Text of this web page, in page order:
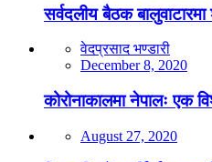
सर्वदलीय बैठक
वेदप्रसाद भण्डारी
December 8, 2020
कोरोनाकालमा नेपालः एक
August 27, 2020